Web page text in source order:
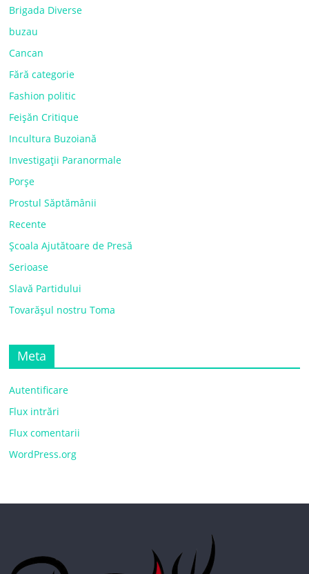
Brigada Diverse
buzau
Cancan
Fără categorie
Fashion politic
Feișăn Critique
Incultura Buzoiană
Investigații Paranormale
Porșe
Prostul Săptămânii
Recente
Școala Ajutătoare de Presă
Serioase
Slavă Partidului
Tovarășul nostru Toma
Meta
Autentificare
Flux intrări
Flux comentarii
WordPress.org